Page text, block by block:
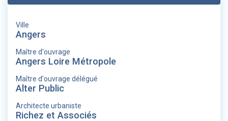
Ville
Angers
Maître d'ouvrage
Angers Loire Métropole
Maître d'ouvrage délégué
Alter Public
Architecte urbaniste
Richez et Associés